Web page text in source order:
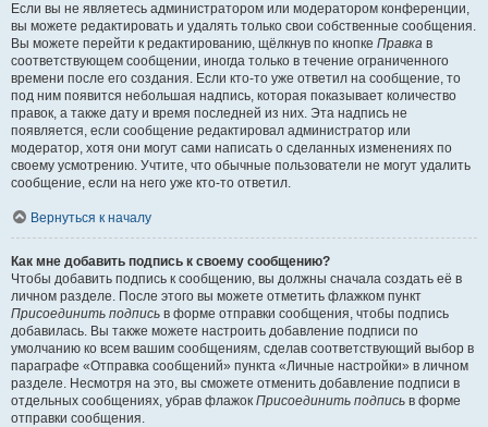
Если вы не являетесь администратором или модератором конференции,
вы можете редактировать и удалять только свои собственные сообщения.
Вы можете перейти к редактированию, щёлкнув по кнопке Правка в
соответствующем сообщении, иногда только в течение ограниченного
времени после его создания. Если кто-то уже ответил на сообщение, то
под ним появится небольшая надпись, которая показывает количество
правок, а также дату и время последней из них. Эта надпись не
появляется, если сообщение редактировал администратор или
модератор, хотя они могут сами написать о сделанных изменениях по
своему усмотрению. Учтите, что обычные пользователи не могут удалить
сообщение, если на него уже кто-то ответил.
Вернуться к началу
Как мне добавить подпись к своему сообщению?
Чтобы добавить подпись к сообщению, вы должны сначала создать её в
личном разделе. После этого вы можете отметить флажком пункт
Присоединить подпись в форме отправки сообщения, чтобы подпись
добавилась. Вы также можете настроить добавление подписи по
умолчанию ко всем вашим сообщениям, сделав соответствующий выбор в
параграфе «Отправка сообщений» пункта «Личные настройки» в личном
разделе. Несмотря на это, вы сможете отменить добавление подписи в
отдельных сообщениях, убрав флажок Присоединить подпись в форме
отправки сообщения.